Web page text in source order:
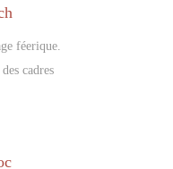
féerique.
cadres